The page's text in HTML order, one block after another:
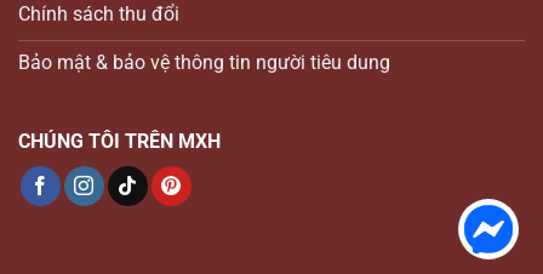
Chính sách thu đổi
Bảo mật & bảo vệ thông tin người tiêu dung
CHÚNG TÔI TRÊN MXH